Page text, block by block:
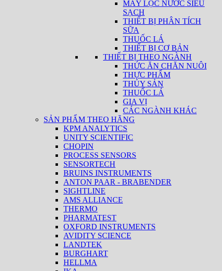
MÁY LỌC NƯỚC SIÊU
SẠCH
THIẾT BỊ PHÂN TÍCH
SỮA
THUỐC LÁ
THIẾT BỊ CƠ BẢN
THIẾT BỊ THEO NGÀNH
THỨC ĂN CHĂN NUÔI
THỰC PHẨM
THỦY SẢN
THUỐC LÁ
GIA VỊ
CÁC NGÀNH KHÁC
SẢN PHẨM THEO HÃNG
KPM ANALYTICS
UNITY SCIENTIFIC
CHOPIN
PROCESS SENSORS
SENSORTECH
BRUINS INSTRUMENTS
ANTON PAAR - BRABENDER
SIGHTLINE
AMS ALLIANCE
THERMO
PHARMATEST
OXFORD INSTRUMENTS
AVIDITY SCIENCE
LANDTEK
BURGHART
HELLMA